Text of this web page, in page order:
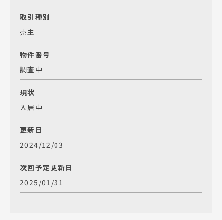
取引種別
売主
物件番号
調査中
現状
入居中
更新日
2024/12/03
次回予定更新日
2025/01/31